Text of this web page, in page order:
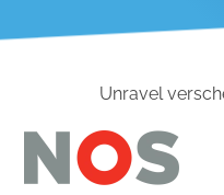
Unravel